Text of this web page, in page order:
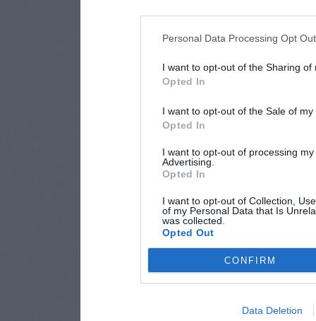
Personal Data Processing Opt
I want to opt-out of the Sharing of
Opted In
I want to opt-out of the Sale of
Opted In
I want to opt-out of processing
Advertising.
Opted In
I want to opt-out of Collection,
of my Personal Data that Is
was collected.
Opted Out
CONFIRM
Data Deletion